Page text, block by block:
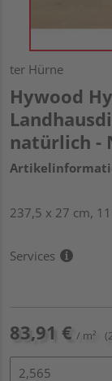
ter Hürne
Hywood
natürlich -
237,5 x 27 cm,
Services
83,91 € / m²